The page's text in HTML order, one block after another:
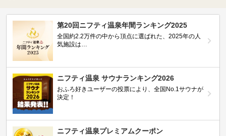
第20回ニフティ温泉年間ランキング2025
全国約2.2万件の中から頂点に選ばれた、2025年の人
気施設は…
ニフティ温泉 サウナランキング2026
おふろ好きユーザーの投票により、全国No.1サウナが
決定！
ニフティ温泉プレミアムクーポン